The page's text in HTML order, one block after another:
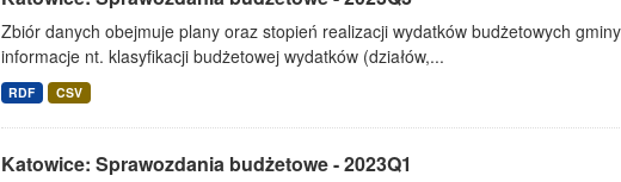
Zbiór danych obejmuje plany oraz stopień realizacji wydatków budżetowych
informacje nt. klasyfikacji budżetowej wydatków (działów,...
RDF CSV
Katowice: Sprawozdania budżetowe - 2023Q1